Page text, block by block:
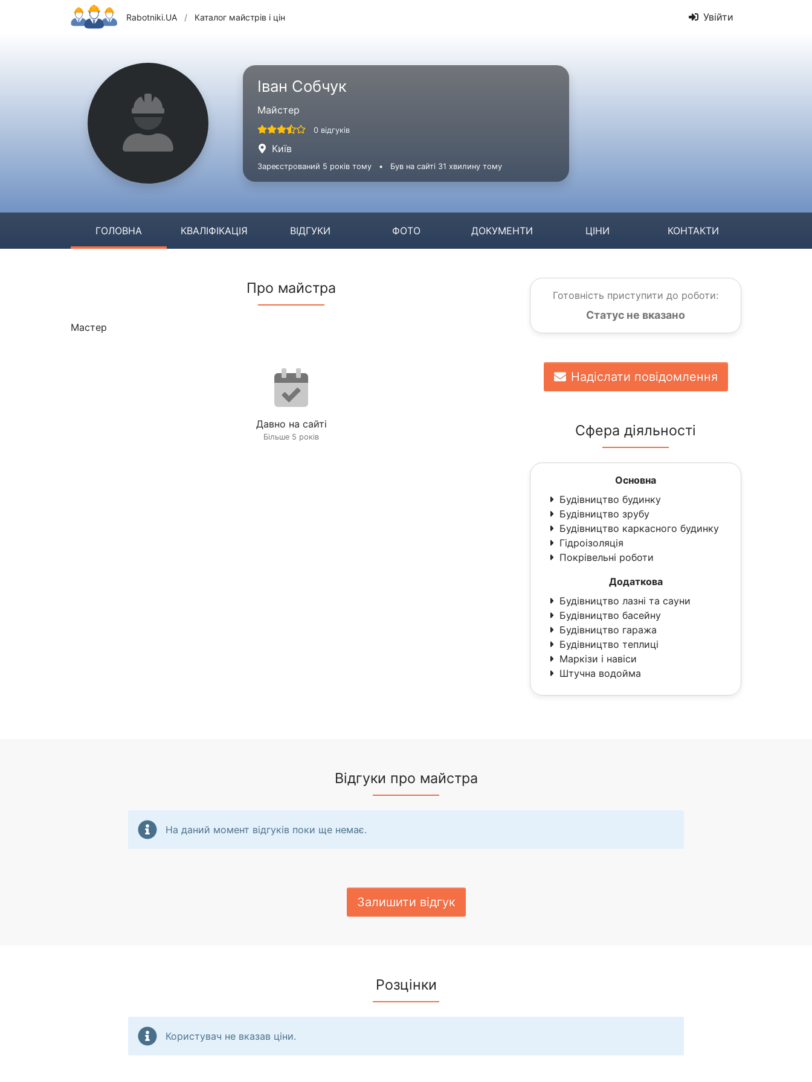
Rabotniki.UA / Каталог майстрів і цін Увійти
Іван Собчук
Майстер
0 відгуків
Київ
Зареєстрований 5 років тому • Був на сайті 31 хвилину тому
ГОЛОВНА КВАЛІФІКАЦІЯ ВІДГУКИ ФОТО ДОКУМЕНТИ ЦІНИ КОНТАКТИ
Про майстра
Мастер
Давно на сайті
Більше 5 років
Готовність приступити до роботи:
Статус не вказано
Надіслати повідомлення
Сфера діяльності
Основна
Будівництво будинку
Будівництво зрубу
Будівництво каркасного будинку
Гідроізоляція
Покрівельні роботи
Додаткова
Будівництво лазні та сауни
Будівництво басейну
Будівництво гаража
Будівництво теплиці
Маркізи і навіси
Штучна водойма
Відгуки про майстра
На даний момент відгуків поки ще немає.
Залишити відгук
Розцінки
Користувач не вказав ціни.